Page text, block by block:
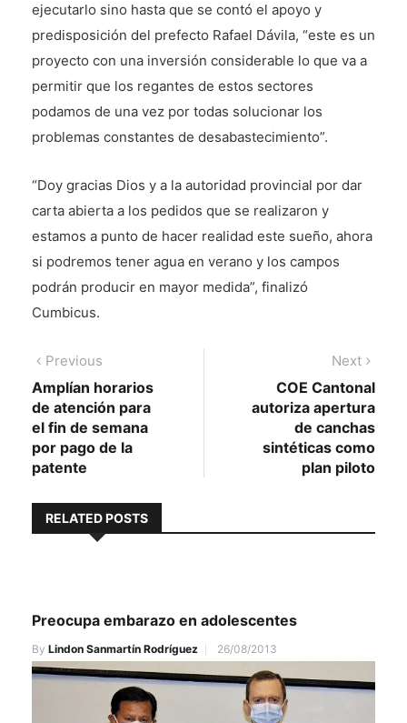
ejecutarlo sino hasta que se contó el apoyo y
predisposición del prefecto Rafael Dávila, “este es un
proyecto con una inversión considerable lo que va a
permitir que los regantes de estos sectores
podamos de una vez por todas solucionar los
problemas constantes de desabastecimiento”.
“Doy gracias Dios y a la autoridad provincial por dar
carta abierta a los pedidos que se realizaron y
estamos a punto de hacer realidad este sueño, ahora
si podremos tener agua en verano y los campos
podrán producir en mayor medida”, finalizó
Cumbicus.
Navegación
de
entradas
Previous
post:
Amplían horarios
de atención para
el fin de semana
por pago de la
patente
Next
post:
COE Cantonal
autoriza apertura
de canchas
sintéticas como
plan piloto
RELATED POSTS
Preocupa embarazo en adolescentes
By Lindon Sanmartín Rodríguez 26/08/2013